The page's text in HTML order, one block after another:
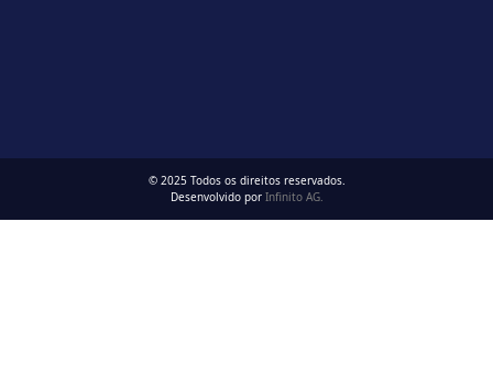
© 2025 Todos os direitos reservados.
Desenvolvido por Infinito AG.